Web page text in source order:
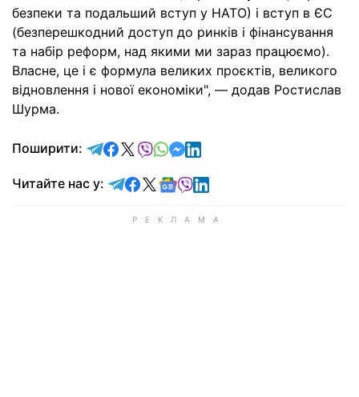
безпеки та подальший вступ у НАТО) і вступ в ЄС
(безперешкодний доступ до ринків і фінансування
та набір реформ, над якими ми зараз працюємо).
Власне, це і є формула великих проєктів, великого
відновлення і нової економіки", — додав Ростислав
Шурма.
Поширити: відправити у Telegram
поділитись у Facebook
поділитись у X
відправити у Viber
відправити у Whatsapp
відправити у Messenger
відправити у LinkedIn
Читайте нас у: Читайте у Telegram
Читайте у Facebook
Читайте у X
Читайте у Google news
Читайте у Viber
Читайте у LinkedIn